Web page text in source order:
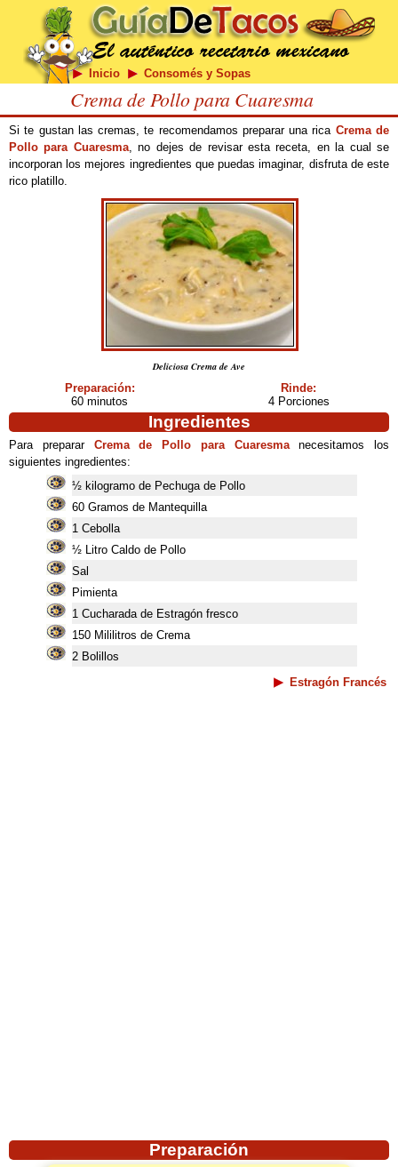
Inicio Consomés y Sopas
Crema de Pollo para Cuaresma
Si te gustan las cremas, te recomendamos preparar una rica Crema de
Pollo para Cuaresma, no dejes de revisar esta receta, en la cual se
incorporan los mejores ingredientes que puedas imaginar, disfruta de este
rico platillo.
Deliciosa Crema de Ave
Preparación:
60 minutos
Rinde:
4 Porciones
Ingredientes
Para preparar Crema de Pollo para Cuaresmanecesitamos los
siguientes ingredientes:
½ kilogramo de Pechuga de Pollo
60 Gramos de Mantequilla
1 Cebolla
½ Litro Caldo de Pollo
Sal
Pimienta
1 Cucharada de Estragón fresco
150 Mililitros de Crema
2 Bolillos
Estragón Francés
Preparación